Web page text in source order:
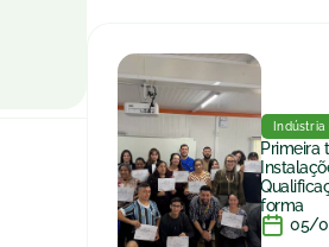
Primeira
forma
05/